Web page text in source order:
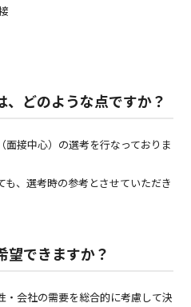
どのような点ですか？
接中心）の選考を行なっておりま
、選考時の参考とさせていただき
望できますか？
・会社の需要を総合的に考慮して決